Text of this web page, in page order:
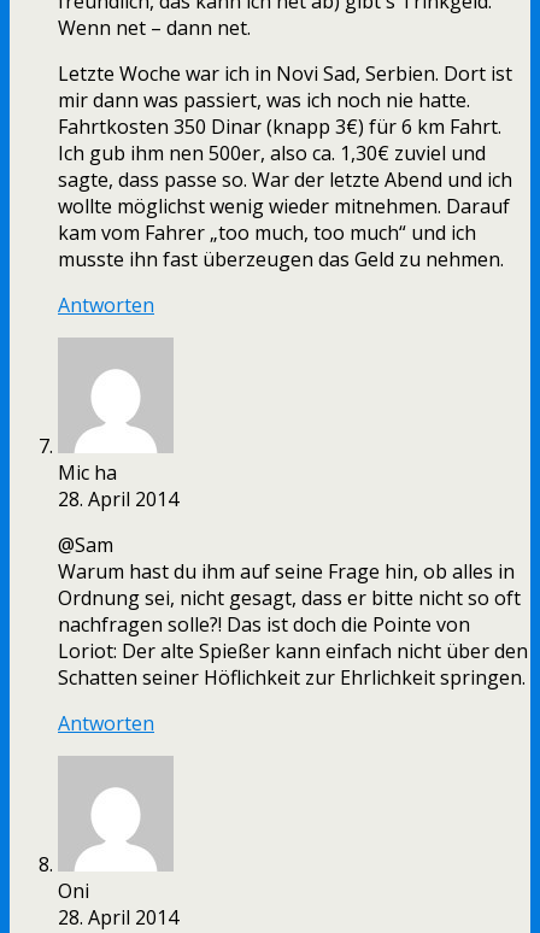
Wenn net – dann net.
Letzte Woche war ich in Novi Sad, Serbien. Dort ist
mir dann was passiert, was ich noch nie hatte.
Fahrtkosten 350 Dinar (knapp 3€) für 6 km Fahrt.
Ich gub ihm nen 500er, also ca. 1,30€ zuviel und
sagte, dass passe so. War der letzte Abend und ich
wollte möglichst wenig wieder mitnehmen. Darauf
kam vom Fahrer „too much, too much“ und ich
musste ihn fast überzeugen das Geld zu nehmen.
Antworten
Mic ha
28. April 2014
@Sam
Warum hast du ihm auf seine Frage hin, ob alles in
Ordnung sei, nicht gesagt, dass er bitte nicht so oft
nachfragen solle?! Das ist doch die Pointe von
Loriot: Der alte Spießer kann einfach nicht über den
Schatten seiner Höflichkeit zur Ehrlichkeit springen.
Antworten
Oni
28. April 2014